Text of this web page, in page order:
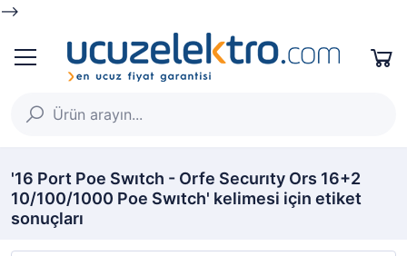
-->
'16 Port Poe Swıtch - Orfe Securıty Ors 16+2
10/100/1000 Poe Swıtch' kelimesi için etiket
sonuçları